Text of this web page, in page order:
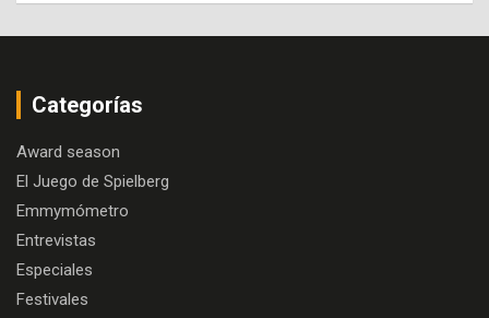
Categorías
Award season
El Juego de Spielberg
Emmymómetro
Entrevistas
Especiales
Festivales